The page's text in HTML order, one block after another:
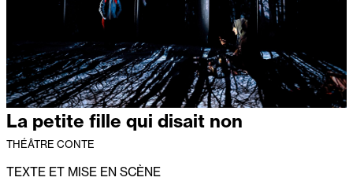
La petite fille qui disait non
THÉÂTRE CONTE
TEXTE ET MISE EN SCÈNE